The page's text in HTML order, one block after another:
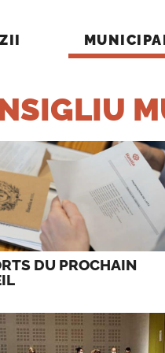
DU PROCHAIN